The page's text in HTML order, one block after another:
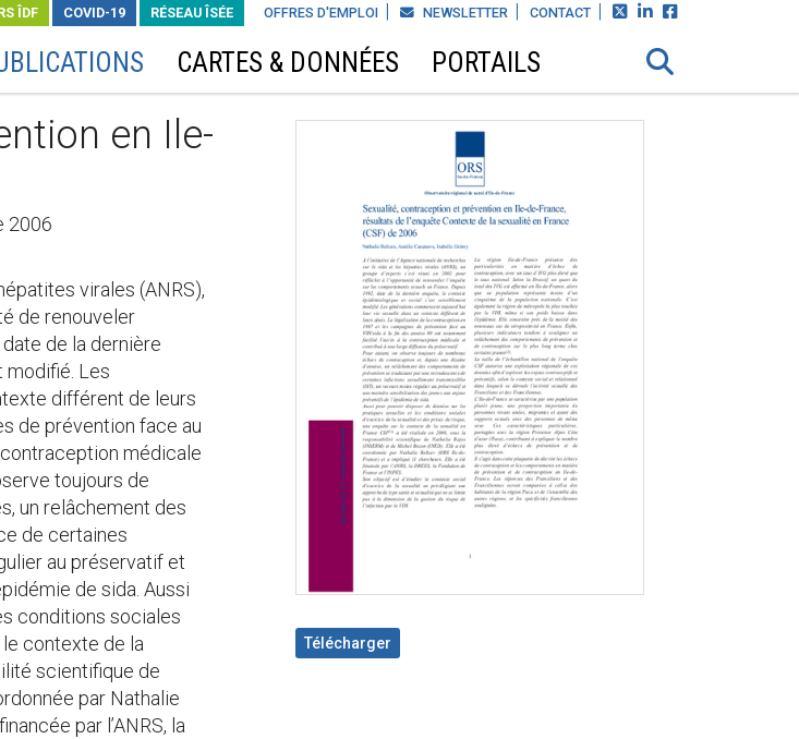
OFFRES D'EMPLOI NEWSLETTER CONTACT   
ÎDF COVID-19 RÉSEAU ÎSÉE
CARTES & DONNÉES PORTAILS
en Ile-
2006
virales (ANRS),
de renouveler
de la dernière
modifié. Les
différent de leurs
de prévention face au
médicale
toujours de
un relâchement des
de certaines
au préservatif et
de sida. Aussi
conditions sociales
contexte de la
scientifique de
par Nathalie
par l’ANRS, la
Télécharger